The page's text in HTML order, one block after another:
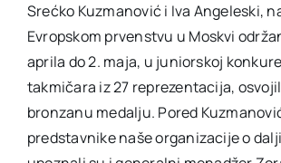
Srećko Kuzmanović i Iva Angeleski,
Evropskom prvenstvu u Moskvi
aprila do 2. maja, u juniorskoj
takmičara iz 27 reprezentacija,
bronzanu medalju. Pored
predstavnike naše organizacije o